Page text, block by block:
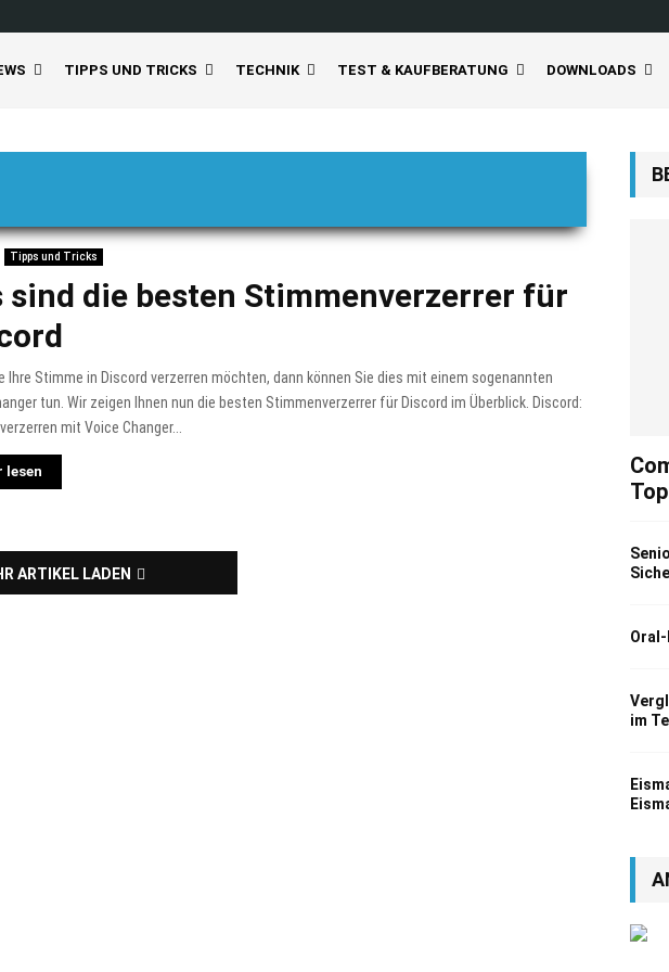
TIPPS UND TRICKS TECHNIK TEST & KAUFBERATUNG DOWNLOADS
Tipps und Tricks
sind die besten Stimmenverzerrer für
Ihre Stimme in Discord verzerren möchten, dann können Sie dies mit einem sogenannten
tun. Wir zeigen Ihnen nun die besten Stimmenverzerrer für Discord im Überblick. Discord:
mit Voice Changer...
lesen
ARTIKEL LADEN
im